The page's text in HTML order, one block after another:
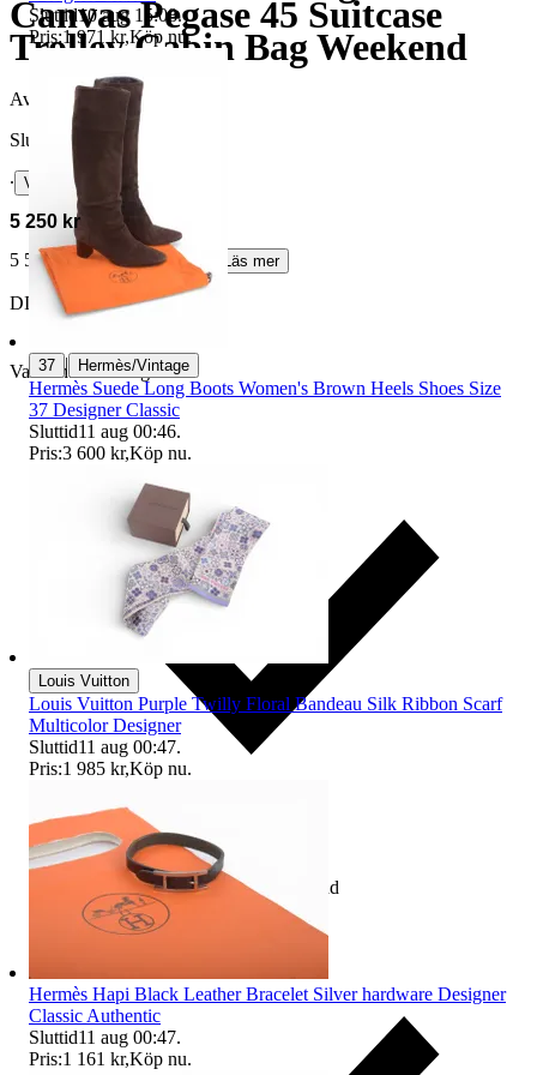
Canvas Pegase 45 Suitcase
Trolley Cabin Bag Weekend
Avslutad
10 maj 22:09
Slutpris
∙ Visa bud
5 250 kr
5 515 kr med köparskydd.
Läs mer
DI90 vann auktionen
Varan har äkthetsgaranti
Ingår eftersom du betalar köparskydd
Sluttid10 aug 15:08.
Pris:1 971 kr,Köp nu.
37 | Hermès/Vintage
Hermès Suede Long Boots Women's Brown Heels Shoes Size
37 Designer Classic
Sluttid11 aug 00:46.
Pris:3 600 kr,Köp nu.
Louis Vuitton
Louis Vuitton Purple Twilly Floral Bandeau Silk Ribbon Scarf
Multicolor Designer
Sluttid11 aug 00:47.
Pris:1 985 kr,Köp nu.
Hermès Hapi Black Leather Bracelet Silver hardware Designer
Classic Authentic
Sluttid11 aug 00:47.
Pris:1 161 kr,Köp nu.